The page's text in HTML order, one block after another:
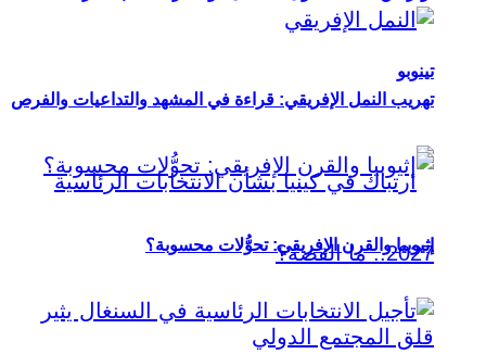
تينوبو
تهريب النمل الإفريقي: قراءة في المشهد والتداعيات والفرص
إثيوبيا والقرن الإفريقي: تحوُّلات محسوبة؟